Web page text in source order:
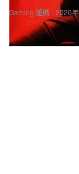
Gaming 遊戲 2026